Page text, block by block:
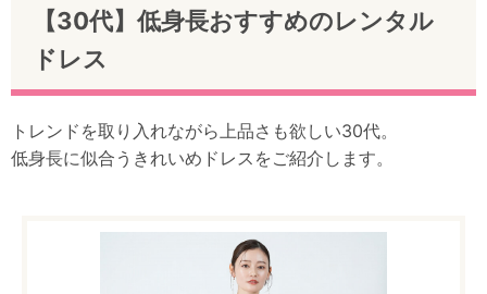
【30代】低身長おすすめのレンタル
ドレス
トレンドを取り入れながら上品さも欲しい30代。
低身長に似合うきれいめドレスをご紹介します。